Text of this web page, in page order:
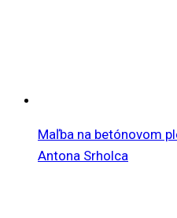
Maľba na betónovom
Antona Srholca